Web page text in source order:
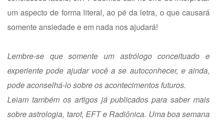
um aspecto de forma literal, ao pé da letra, o que causará
somente ansiedade e em nada nos ajudará!
Lembre-se que somente um astrólogo conceituado e
experiente pode ajudar você a se autoconhecer, e ainda,
pode aconselhá-lo sobre os acontecimentos futuros.
Leiam também os artigos já publicados para saber mais
sobre astrologia, tarot, EFT e Radiônica. Uma boa semana